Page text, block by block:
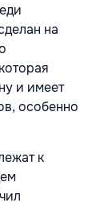
на
и имеет
особенно
к